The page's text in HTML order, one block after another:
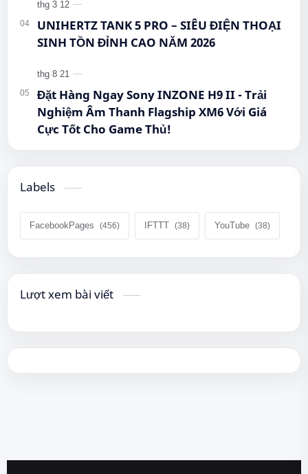
UNIHERTZ TANK 5 PRO – SIÊU ĐIỆN THOẠI
SINH TỒN ĐỈNH CAO NĂM 2026
Đặt Hàng Ngay Sony INZONE H9 II - Trải
Nghiệm Âm Thanh Flagship XM6 Với Giá
Cực Tốt Cho Game Thủ!
Labels
FacebookPages IFTTT YouTube
Lượt xem bài viết